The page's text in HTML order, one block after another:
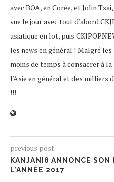
avec BOA, en Corée, et Jolin
vue le jour avec tout d'abord
asiatique en lot, puis
les news en général ! Malgré
moins de temps à consacrer à
l'Asie en général et des milliers
!!!
previous post
KANJANI8 ANNONCE SON
L’ANNÉE 2017